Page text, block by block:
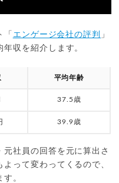
エンゲージ会社の評判
」
収を紹介します。
平均年齢
37.5歳
39.9歳
社員の回答を元に算出さ
って変わってくるので、
。